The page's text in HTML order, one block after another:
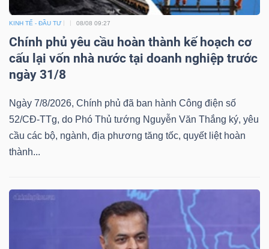
KINH TẾ - ĐẦU TƯ 08/08 09:27
Chính phủ yêu cầu hoàn thành kế hoạch cơ
cấu lại vốn nhà nước tại doanh nghiệp trước
ngày 31/8
Ngày 7/8/2026, Chính phủ đã ban hành Công điện số
52/CĐ-TTg, do Phó Thủ tướng Nguyễn Văn Thắng ký, yêu
cầu các bộ, ngành, địa phương tăng tốc, quyết liệt hoàn
thành...